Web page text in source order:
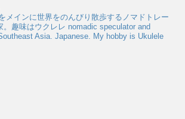
メインに世界をのんびり散歩するノマドトレー
。趣味はウクレレ nomadic speculator and
Asia. Japanese. My hobby is Ukulele